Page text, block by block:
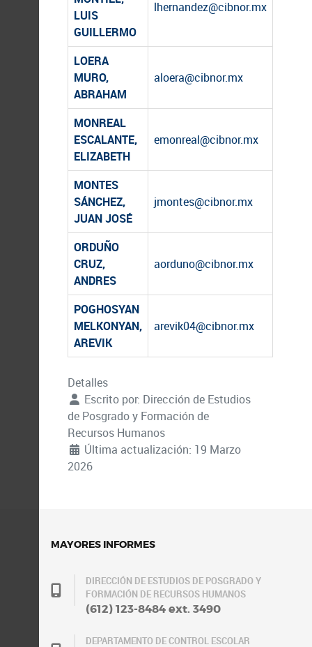
LUIS
GUILLERMO
lhernandez@cibnor.mx
LOERA
MURO,
ABRAHAM
aloera@cibnor.mx
MONREAL
ESCALANTE,
ELIZABETH
emonreal@cibnor.mx
MONTES
SÁNCHEZ,
JUAN JOSÉ
jmontes@cibnor.mx
ORDUÑO
CRUZ,
ANDRES
aorduno@cibnor.mx
POGHOSYAN
MELKONYAN,
AREVIK
arevik04@cibnor.mx
Detalles
Escrito por: Dirección de Estudios
de Posgrado y Formación de
Recursos Humanos
Última actualización: 19 Marzo
2026
MAYORES INFORMES
DIRECCIÓN DE ESTUDIOS DE POSGRADO Y
FORMACIÓN DE RECURSOS HUMANOS
(612) 123-8484 ext. 3490
DEPARTAMENTO DE CONTROL ESCOLAR